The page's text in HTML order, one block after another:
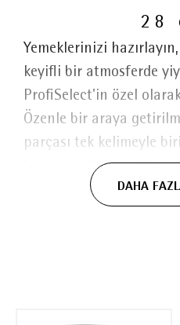
28
Yemeklerinizi
keyifli bir atmosferde
ProfiSelect'in özel
Özenle bir araya
parçası tek kelimeyle
benzersizdir. Esnek bir
toplanabilen mutfak
DAHA